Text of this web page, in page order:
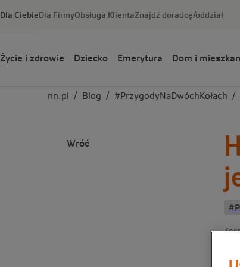
Dla CiebieDla FirmyObsługa KlientaZnajdź doradcę/oddział
Życie i zdrowie Dziecko Emerytura Dom i
nn.pl / Blog / #PrzygodyNaDwóchKołach /
Wróć